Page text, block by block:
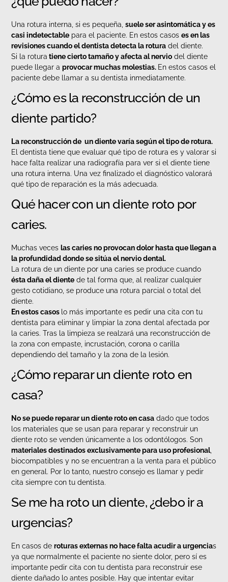
Una rotura interna, si es pequeña,suele ser asintomática y es
casi indetectable para el paciente. En estos casoses en las
revisiones cuando el dentista detecta la rotura del diente.
Si la rotura tiene cierto tamaño y afecta al nervio del diente
puede llegar aprovocar muchas molestias. En estos casos el
paciente debe llamar a su dentista inmediatamente.
¿Cómo es la reconstrucción de un
diente partido?
La reconstrucción de un diente varía según el tipo de rotura.
El dentista tiene que evaluar qué tipo de rotura es y valorar si
hace falta realizar una radiografía para ver si el diente tiene
una rotura interna. Una vez finalizado el diagnóstico valorará
qué tipo de reparación es la más adecuada.
Qué hacer con un diente roto por
caries.
Muchas veces las caries no provocan dolor hasta que llegan a
la profundidad donde se sitúa el nervio dental.
La rotura de un diente por una caries se produce cuando
ésta daña el diente de tal forma que, al realizar cualquier
gesto cotidiano, se produce una rotura parcial o total del
diente.
En estos casos lo más importante es pedir una cita con tu
dentista para eliminar y limpiar la zona dental afectada por
la caries. Tras la limpieza se realzará una reconstrucción de
la zona con empaste, incrustación, corona o carilla
dependiendo del tamaño y la zona de la lesión.
¿Cómo reparar un diente roto en
casa?
No se puede reparar un diente roto en casa dado que todos
los materiales que se usan para reparar y reconstruir un
diente roto se venden únicamente a los odontólogos. Son
materiales destinados exclusivamente para uso profesional,
biocompatibles y no se encuentran a la venta para el público
en general. Por lo tanto, nuestro consejo es llamar y pedir
cita siempre con tu dentista.
Se me ha roto un diente, ¿debo ir a
urgencias?
En casos deroturas externas no hace falta acudir a urgencias
ya que normalmente el paciente no siente dolor, pero sí es
importante pedir cita con tu dentista para reconstruir ese
diente dañado lo antes posible. Hay que intentar evitar